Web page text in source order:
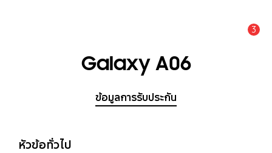
3
Galaxy A06
ข้อมูลการรับประกัน
หัวข้อทั่วไป